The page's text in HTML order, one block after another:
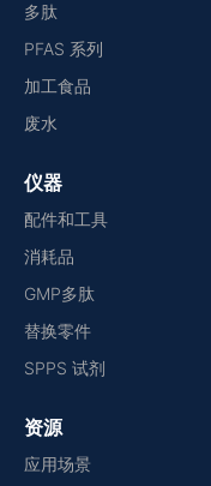
多肽
PFAS 系列
加工食品
废水
仪器
配件和工具
消耗品
GMP多肽
替换零件
SPPS 试剂
资源
应用场景